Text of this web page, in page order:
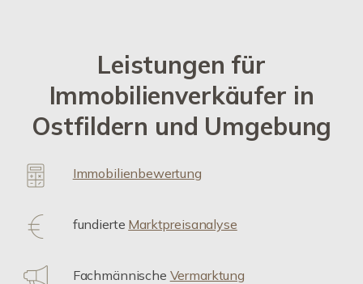
Leistungen für
Immobilienverkäufer in
Ostfildern und Umgebung
Immobilienbewertung
fundierte Marktpreisanalyse
Fachmännische Vermarktung